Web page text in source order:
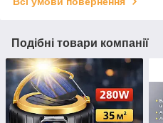
Подібні товари компанії